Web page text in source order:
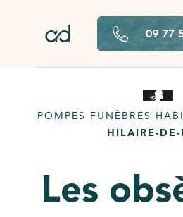
09 77
POMPES FUNÈBRES
HILAIRE-DE-
Les